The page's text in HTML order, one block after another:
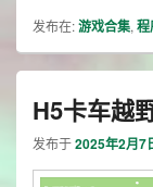
发布在:游戏合集, 程
H5卡车越
发布于2025年2月7